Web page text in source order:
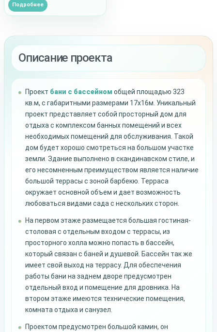
Подробнее
Описание проекта
Проект бани с бассейном общей площадью 323
кв.м, с габаритными размерами 17х16м. Уникальный
проект представляет собой просторный дом для
отдыха с комплексом банных помещений и всех
необходимых помещений для обслуживания. Такой
дом будет хорошо смотреться на большом участке
земли. Здание выполнено в скандинавском стиле, и
его несомненным преимуществом является наличие
большой террасы с зоной барбекю. Терраса
окружает основной объем и дает возможность
любоваться видами сада с нескольких сторон.
На первом этаже размещается большая гостиная-
столовая с отдельным входом с террасы, из
просторного холла можно попасть в бассейн,
который связан с баней и душевой. Бассейн так же
имеет свой выход на террасу. Для обеспечения
работы бани на заднем дворе предусмотрен
отдельный вход и помещение для дровника. На
втором этаже имеются технические помещения,
комната отдыха и санузел.
Проектом предусмотрен большой камин, он